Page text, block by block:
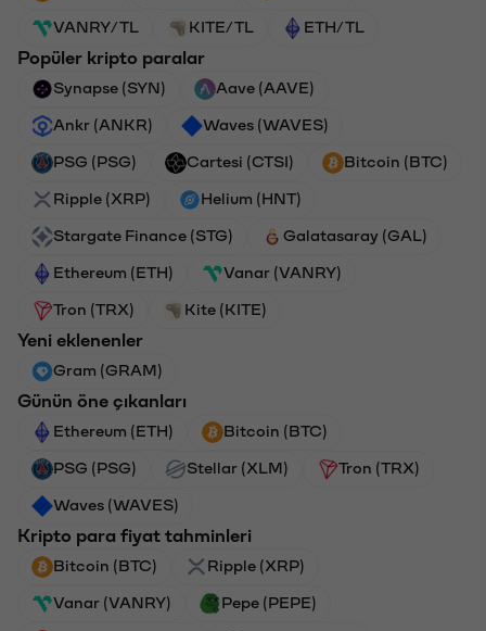
VANRY/TL KITE/TL ETH/TL
Popüler kripto paralar
Synapse (SYN) Aave (AAVE)
Ankr (ANKR) Waves (WAVES)
PSG (PSG) Cartesi (CTSI) Bitcoin (BTC)
Ripple (XRP) Helium (HNT)
Stargate Finance (STG) Galatasaray (GAL)
Ethereum (ETH) Vanar (VANRY)
Tron (TRX) Kite (KITE)
Yeni eklenenler
Gram (GRAM)
Günün öne çıkanları
Ethereum (ETH) Bitcoin (BTC)
PSG (PSG) Stellar (XLM) Tron (TRX)
Waves (WAVES)
Kripto para fiyat tahminleri
Bitcoin (BTC) Ripple (XRP)
Vanar (VANRY) Pepe (PEPE)